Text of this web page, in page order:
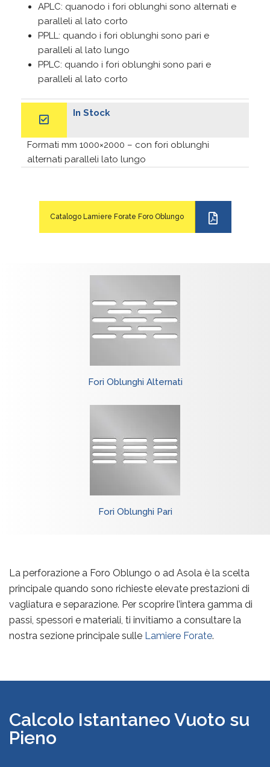
APLC: quanodo i fori oblunghi sono alternati e
paralleli al lato corto
PPLL: quando i fori oblunghi sono pari e
paralleli al lato lungo
PPLC: quando i fori oblunghi sono pari e
paralleli al lato corto
In Stock
Formati mm 1000×2000 – con fori oblunghi
alternati paralleli lato lungo
Catalogo Lamiere Forate Foro Oblungo
Fori Oblunghi Alternati
Fori Oblunghi Pari
La perforazione a Foro Oblungo o ad Asola è la scelta
principale quando sono richieste elevate prestazioni di
vagliatura e separazione. Per scoprire l’intera gamma di
passi, spessori e materiali, ti invitiamo a consultare la
nostra sezione principale sulle Lamiere Forate.
Calcolo Istantaneo Vuoto su
Pieno